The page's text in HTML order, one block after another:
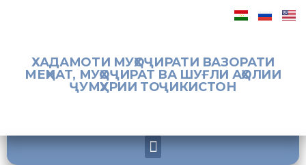
ХАДАМОТИ МУҲОҶИРАТИ ВАЗОРАТИ
МЕҲНАТ, МУҲОҶИРАТ ВА ШУҒЛИ АҲОЛИИ
ҶУМҲУРИИ ТОҶИКИСТОН